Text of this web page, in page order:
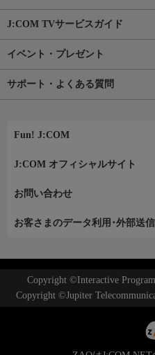
J:COM TVサービスガイド
イベント・プレゼント
サポート・よくある質問
Fun! J:COM
J:COM オフィシャルサイト
お問い合わせ
お客さまのデータ利用･外部送
Copyright ©Interactive
Copyright ©Jupiter